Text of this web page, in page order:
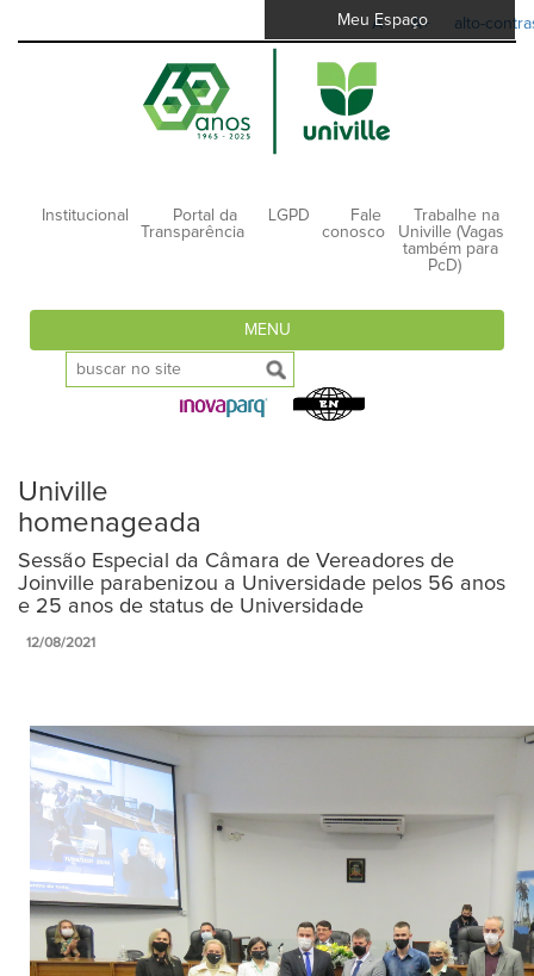
A- A+ alto-
Meu Espaço
Institucional
Portal da
Transparência
LGPD
Fale
conosco
Trabalhe na
Univille (Vagas
também para
PcD)
MENU
Univille
homenageada
Sessão Especial da Câmara de Vereadores de
Joinville parabenizou a Universidade pelos 56 anos
e 25 anos de status de Universidade
12/08/2021